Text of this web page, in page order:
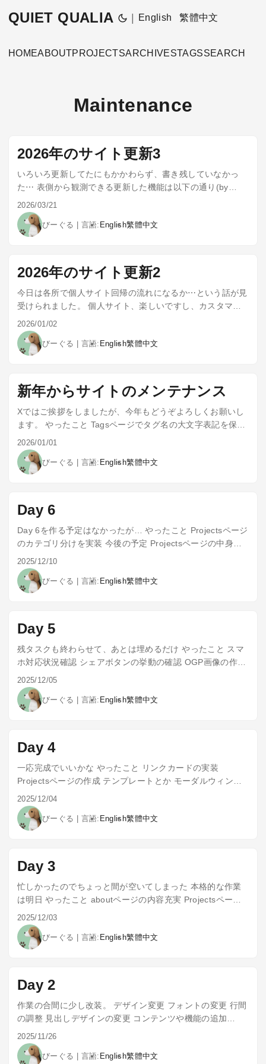
QUIET QUALIA English 繁體中文
HOMEABOUTPROJECTSARCHIVESTAGSSEARCH
Maintenance
2026年のサイト更新3
いろいろ更新してたにもかかわらず、書き残していなかっ
た⋯ 表側から観測できる更新した機能は以下の通り(by
Opus 4.6) 多言語対応（i18n） 3言語対応: 日本語（ja）・
英語（en）・繁体中文（tw）を追加 サイト全体の英語・台
湾華語対応完了 Projectsページの大幅改修 カード表示の簡
素化: summary・techタグをカードから削除、タイトル＋日
（カテゴリ別 / 年別タイムライン）のトグル機能 モーダル
に日付表示追加 支援機能の刷新 OFUSE → GitHub
Sponsors ホームページ改修 著者アバター表示:
home_info.html を新規作成、ホームにアバター画像を表示
2026/03/21
びーぐる | 言語: English繁體中文
2026年のサイト更新2
今日は各所で個人サイト回帰の流れになるか⋯という話が見
受けられました。 個人サイト、楽しいですし、カスタマイ
ズにClaude Codeが使えると色々追加したくなりますしね。
やったこと Archiveページの表示変更 記事ヘッダ・フッタの
表示変更とOFUSEの追加
2026/01/02
びーぐる | 言語: English繁體中文
新年からサイトのメンテナンス
Xではご挨拶をしましたが、今年もどうぞよろしくお願いし
ます。 やったこと Tagsページでタグ名の大文字表記を保持
（layouts/_default/terms.htmlでテーマをオーバーライ
ド、.Name→.LinkTitle） 記事内タグ表示位置を記事末尾か
ら日付の下（ヘッダー内）に移動
（layouts/_default/single.html） 今後の予定 相変わらず⋯
2026/01/01
びーぐる | 言語: English繁體中文
Day 6
Day 6を作る予定はなかったが… やったこと Projectsページ
のカテゴリ分けを実装 今後の予定 Projectsページの中身を
地道に更新する 記事書く
2025/12/10
びーぐる | 言語: English繁體中文
Day 5
残タスクも終わらせて、あとは埋めるだけ やったこと スマ
ホ対応状況確認 シェアボタンの挙動の確認 OGP画像の作成
今後の予定 Projectsページの中身を書く
2025/12/05
びーぐる | 言語: English繁體中文
Day 4
一応完成でいいかな やったこと リンクカードの実装
Projectsページの作成 テンプレートとか モーダルウィンド
ウ 今後の予定 Projectsページのスタイル調整 Projectsペー
ジの中身を書く スマホ対応状況確認 シェアボタンの挙動の
確認
2025/12/04
びーぐる | 言語: English繁體中文
Day 3
忙しかったのでちょっと間が空いてしまった 本格的な作業
は明日 やったこと aboutページの内容充実 Projectsページ
の計画 今後の予定 シェアボタンの挙動の確認 Projectsペー
ジの作成
2025/12/03
びーぐる | 言語: English繁體中文
Day 2
作業の合間に少し改装。 デザイン変更 フォントの変更 行間
の調整 見出しデザインの変更 コンテンツや機能の追加
aboutページの追加 検索機能の改善 今後の予定 シェアボタ
ンの挙動の確認 projectsページの作成
2025/11/26
びーぐる | 言語: English繁體中文